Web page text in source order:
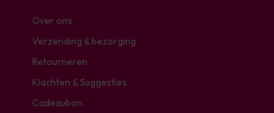
Over ons
Verzending & bezorging
Retourneren
Klachten & Suggesties
Cadeaubon